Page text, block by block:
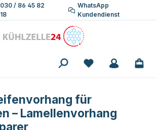
030 / 86 45 82
18
WhatsApp
Kundendienst
Du hast 0
für
– Lamellenvorhang